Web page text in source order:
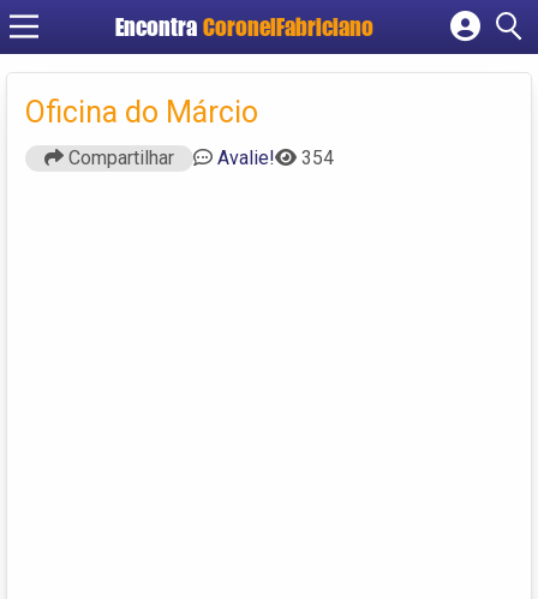
Encontra CoronelFabriciano
Cadastrar empresa
Criar conta
Oficina do Márcio
Compartilhar Avalie! 354